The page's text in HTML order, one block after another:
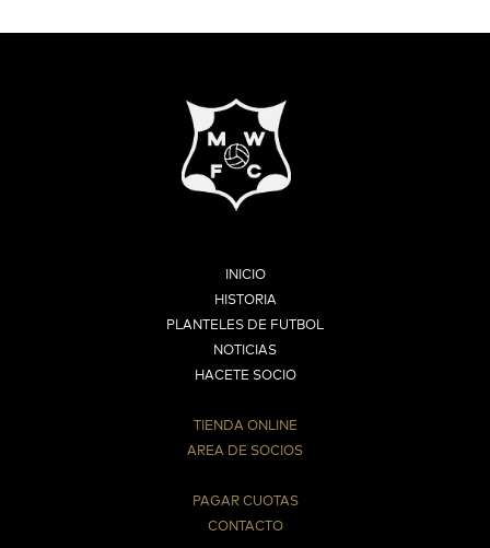
INICIO
HISTORIA
PLANTELES DE FUTBOL
NOTICIAS
HACETE SOCIO
TIENDA ONLINE
AREA DE SOCIOS
PAGAR CUOTAS
CONTACTO